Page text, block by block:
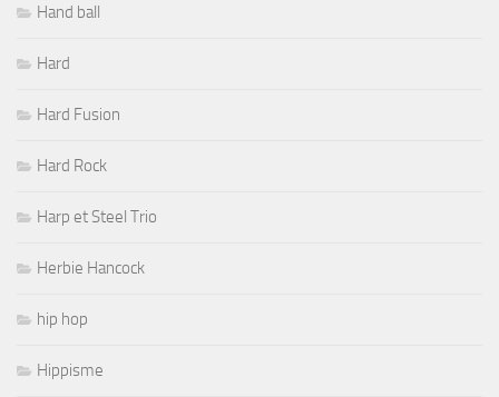
Hand ball
Hard
Hard Fusion
Hard Rock
Harp et Steel Trio
Herbie Hancock
hip hop
Hippisme